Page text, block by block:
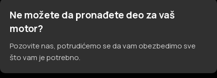
Ne možete da pronađete deo za vaš
motor?
Pozovite nas, potrudićemo se da vam obezbedimo sve
što vam je potrebno.